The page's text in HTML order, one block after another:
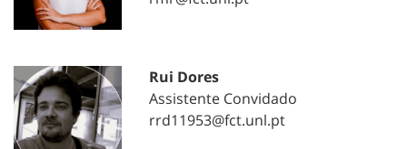
Rui Dores
Assistente Convidado
rrd11953@fct.unl.pt